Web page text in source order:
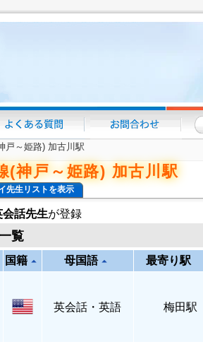
戸～姫路) 加古川駅
(神戸～姫路) 加古川駅
先生リストを表示
会話先生が登録
覧
国籍arrow_drop_up 母国語arrow_drop_up 最寄り駅
英会話・英語 梅田駅